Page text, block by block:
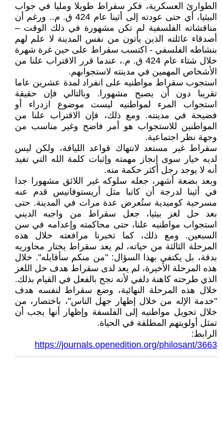
الطوارئ العسكرية، فكر سقراط طويلا ومليا في جواب
البيثيا، أي حتى عودته إلى أثينا عام 424 ق. م.. ورغم أن
مناقشاته الفلسفية لم تكن مشهورة في ذلك الوقت –
أصدقاء عائلته الذين يأتون من نفس المدينة لا علم لهم
بنشاطه الفلسفي - اكتسب سقراط على حين غرة شهرة
خلال شتاء عام 424 ق. م.، عندما قرر الاقتراب علنا من
الأشخاص المهمين في مدينته لاستجوابهم.
استجوب سقراط مواطنيه على انفراد لمدة عشرين عاما
تقريبا دون أن يصبح مشهورا. وبالتالي فإن حقيقة
استجواب المرء لمواطنيه ليست موضوع ازدراء أو
فضيحة في مدينته. ومع ذلك، فإن الاقتراب علنا من
المواطنين للاستجواب هو أمر فاضح وغير مناسب من
وجهة نظر اجتماعية.
سقراط غير مستعد لانتهاك قواعد اللياقة، ولكن ليس
لديه خيار سوى إنجاز مهمته وإثبات كلمة الله التي تفيد
أنه لا يوجد رجل أكثر حكمة منه.
وبعد بضعة أشهر، جعله سلوكه غير اللائق مشهورا جدا
في أثينا لدرجة أن كاتبا مثل أريستوفانيس قدم عنه
مسرحية كوميدية ستُعرض عدة مرات في المدينة. حتى
بعد حل لغز بيثيا، جعل سقراط من واجبه الديني
استجواب مواطنيه علنا، حتى محاكمته وإعدامه في سن
السبعين. ومع ذلك، كما تخبرنا مرافعته خلال هذه
المرحلة الثالثة من حياته، لم يعد سقراط يختار محاوريه
بدقة، بل يكتفي بهذا السؤال: "من منكم سأقابله". خلال
هذه المرحلة الأخيرة، لم يعد لدى سقراط هدف حل اللغز
الذي طرحته كاهنة دلفي لأنه نجح بالفعل في القيام بذلك.
خلال هذه المرحلة النهائية، وضع سقراط لنفسه هدف
"خدمة الإله من خلال إظهار جهل الناس"، باختصار، من
خلال تحويل مواطنيه إلى الفلسفة وإظهار أنها يجب أن
تمثل أولويتهم المطلقة في الحياة.
الرابط:
https://journals.openedition.org/philosant/3663